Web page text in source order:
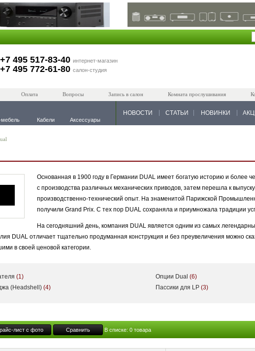
+7 495 517-83-40 интернет-магазин
+7 495 772-61-80 салон-студия
Оплата Вопросы Запись в салон Комната прослушивания
мебель Кабели Аксессуары
НОВОСТИ СТАТЬИ НОВИНКИ
Основанная в 1900 году в Германии DUAL имеет богатую историю и более
с производства различных механических приводов, затем перешла к
производственно-технический опыт. На знаменитой Парижской
получили Grand Prix. С тех пор DUAL сохраняла и приумножала традиции
На сегодняшний день, компания DUAL является одним из самых
DUAL отличает тщательно продуманная конструкция и без преувеличения можно
в своей ценовой категории.
(1)
(Headshell) (4)
Опции Dual (6)
Пассики для LP (3)
лист с фото Сравнить В списке: 0 товара